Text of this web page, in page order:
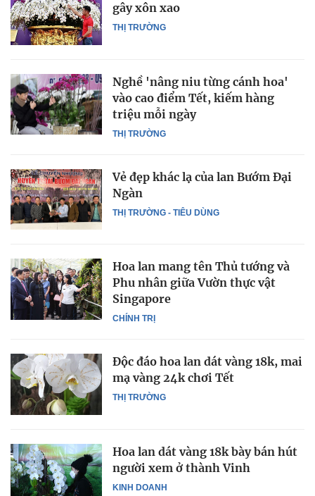
THỊ TRƯỜNG
gây xôn xao
THỊ TRƯỜNG
Nghề 'nâng niu từng cánh hoa'
vào cao điểm Tết, kiếm hàng
triệu mỗi ngày
THỊ TRƯỜNG - TIÊU DÙNG
Vẻ đẹp khác lạ của lan Bướm Đại
Ngàn
CHÍNH TRỊ
Hoa lan mang tên Thủ tướng và
Phu nhân giữa Vườn thực vật
Singapore
THỊ TRƯỜNG
Độc đáo hoa lan dát vàng 18k, mai
mạ vàng 24k chơi Tết
KINH DOANH
Hoa lan dát vàng 18k bày bán hút
người xem ở thành Vinh